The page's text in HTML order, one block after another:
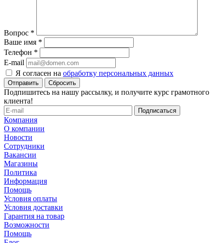
Вопрос *
Ваше имя *
Телефон *
E-mail
Я согласен на обработку персональных данных
Сбросить
Подпишитесь на нашу рассылку, и получите курс грамотного
клиента!
Компания
О компании
Новости
Сотрудники
Вакансии
Магазины
Политика
Информация
Помощь
Условия оплаты
Условия доставки
Гарантия на товар
Возможности
Помощь